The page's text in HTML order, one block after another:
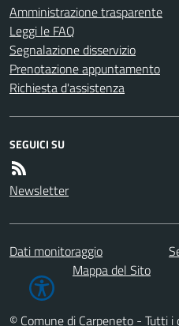
Amministrazione trasparente
Leggi le FAQ
Segnalazione disservizio
Prenotazione appuntamento
Richiesta d'assistenza
SEGUICI SU
Newsletter
Dati monitoraggio
Mappa del Sito
© Comune di Carpeneto - Tutti